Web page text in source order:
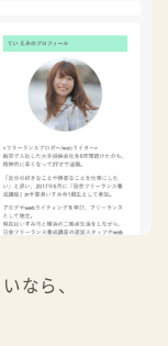
なら、